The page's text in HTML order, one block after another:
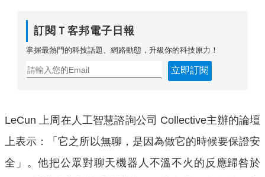
訂閱Ｔ客邦電子日報
掌握最熱門的科技話題、網路動態，升級你的科技原力！
立即訂閱
LeCun 上周在人工智慧諮詢公司 Collective主辦的論壇
上表示：「它之所以無聊，是因為做它的時候要保證安
全」。他把公眾對聊天機器人不溫不火的反應歸咎於